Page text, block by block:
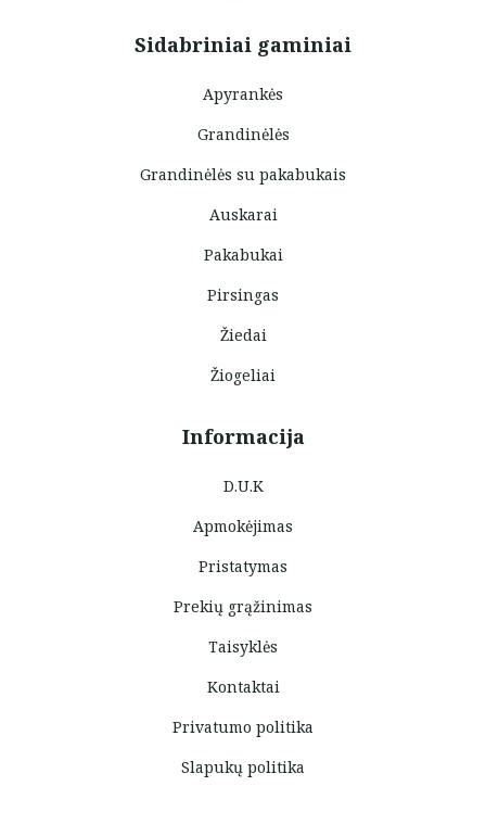
Sidabriniai gaminiai
Apyrankės
Grandinėlės
Grandinėlės su pakabukais
Auskarai
Pakabukai
Pirsingas
Žiedai
Žiogeliai
Informacija
D.U.K
Apmokėjimas
Pristatymas
Prekių grąžinimas
Taisyklės
Kontaktai
Privatumo politika
Slapukų politika